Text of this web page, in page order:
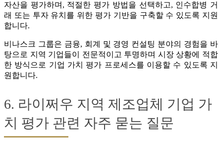
자산을 평가하며, 적절한 평가 방법을 선택하고, 인수합병 거
래 또는 투자 유치를 위한 평가 기반을 구축할 수 있도록 지원
합니다.
비나스크 그룹은 금융, 회계 및 경영 컨설팅 분야의 경험을 바
탕으로 지역 기업들이 전문적이고 투명하며 시장 상황에 적합
한 방식으로 기업 가치 평가 프로세스를 이용할 수 있도록 지
원합니다.
6. 라이쩌우 지역 제조업체 기업 가
치 평가 관련 자주 묻는 질문